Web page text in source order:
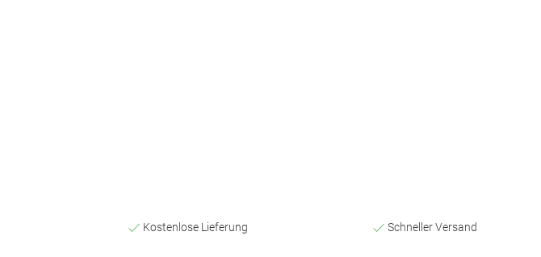
Kostenlose Lieferung Schneller Versand